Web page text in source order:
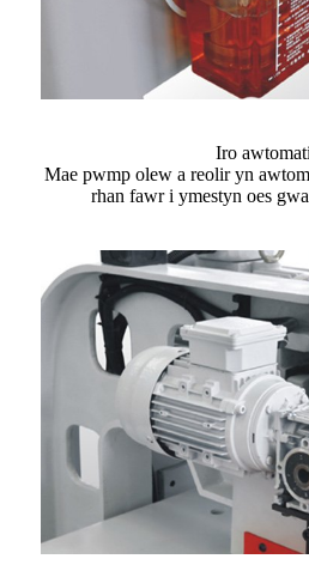
Iro
Mae pwmp olew a reolir yn
rhan fawr i ymestyn oes